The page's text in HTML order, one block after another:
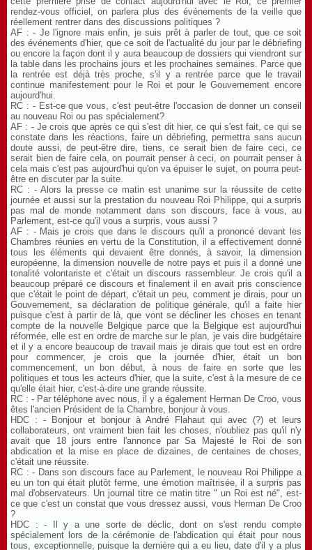
rendez-vous officiel, on parlera plus des événements de la veille que
réellement rentrer dans des discussions politiques ?
AF : - Je l'ignore mais enfin, je suis prêt à parler de tout, que ce soit
des événements d'hier, que ce soit de l'actualité du jour par le débriefing
ou encore la façon dont il y aura beaucoup de dossiers qui viendront sur
la table dans les prochains jours et les prochaines semaines. Parce que
la rentrée est déjà très proche, s'il y a rentrée parce que le travail
continue manifestement pour le Roi et pour le Gouvernement encore
aujourd'hui.
RC : - Est-ce que vous, c'est peut-être l'occasion de donner un conseil
au nouveau Roi ou pas spécialement?
AF : - Je crois que après ce qui s'est dit hier, ce qui s'est fait, ce qui se
constate dans les réactions, faire un débriefing, permettra sans aucun
doute aussi, de peut-être dire, tiens, ce serait bien de faire ceci, ce
serait bien de faire cela, on pourrait penser à ceci, on pourrait penser à
cela mais c'est pas aujourd'hui qu'on va épuiser le sujet, on pourra peut-
être en discuter par la suite.
RC : - Alors la presse ce matin est unanime sur la réussite de cette
journée et aussi sur la prestation du nouveau Roi Philippe, qui a surpris
pas mal de monde notamment dans son discours, face à vous, au
Parlement, est-ce qu'il vous a surpris, vous aussi ?
AF : - Mais je crois que dans le discours qu'il a prononcé devant les
Chambres réunies en vertu de la Constitution, il a effectivement donné
tous les éléments qui devaient être donnés, à savoir, la dimension
européenne, la dimension nouvelle de notre pays et puis il a donné une
tonalité volontariste et c'était un discours rassembleur. Je crois qu'il a
beaucoup préparé ce discours et finalement il en avait pris conscience
que c'était le point de départ, c'était un peu, comment je dirais, pour un
Gouvernement, sa déclaration de politique générale, qu'il a faite hier
puisque c'est à partir de là, que vont se décliner les choses en tenant
compte de la nouvelle Belgique parce que la Belgique est aujourd'hui
réformée, elle est en ordre de marche sur le plan, je vais dire budgétaire
et il y a encore beaucoup de travail mais je dirais que tout est en ordre
pour commencer, je crois que la journée d'hier, était un bon
commencement, un bon début, à nous de faire en sorte que les
politiques et tous les acteurs d'hier, que la suite, c'est à la mesure de ce
qu'elle était hier, c'est-à-dire une grande réussite.
RC : - Par téléphone avec nous, il y a également Herman De Croo, vous
êtes l'ancien Président de la Chambre, bonjour à vous.
HDC : - Bonjour et bonjour à André Flahaut qui avec (?) et leurs
collaborateurs, ont vraiment bien fait les choses, n'oubliez pas qu'il n'y
avait que 18 jours entre l'annonce par Sa Majesté le Roi de son
abdication et la mise en place de dizaines, de centaines de choses,
c'était une réussite.
RC : - Dans son discours face au Parlement, le nouveau Roi Philippe a
eu un ton qui était plutôt ferme, une émotion maîtrisée, il a surpris pas
mal d'observateurs. Un journal titre ce matin titre " un Roi est né", est-
ce que c'est un constat que vous dressez aussi, vous Herman De Croo
?
HDC : - Il y a une sorte de déclic, dont on s'est rendu compte
spécialement lors de la cérémonie de l'abdication qui était pour nous
tous, exceptionnelle, puisque la dernière qui a eu lieu, date d'il y a plus